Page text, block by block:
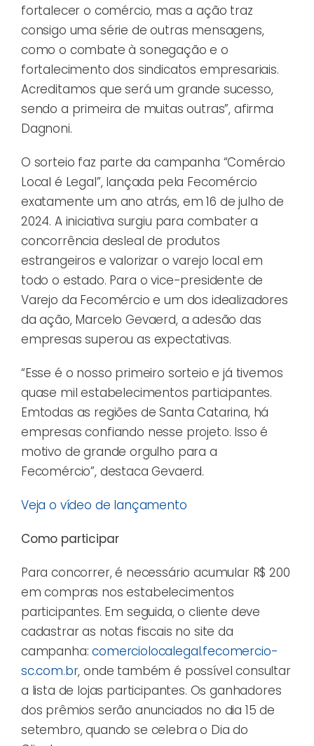
fortalecer o comércio, mas a ação traz
consigo uma série de outras mensagens,
como o combate à sonegação e o
fortalecimento dos sindicatos empresariais.
Acreditamos que será um grande sucesso,
sendo a primeira de muitas outras”, afirma
Dagnoni.
O sorteio faz parte da campanha “Comércio
Local é Legal”, lançada pela Fecomércio
exatamente um ano atrás, em 16 de julho de
2024. A iniciativa surgiu para combater a
concorrência desleal de produtos
estrangeiros e valorizar o varejo local em
todo o estado. Para o vice-presidente de
Varejo da Fecomércio e um dos idealizadores
da ação, Marcelo Gevaerd, a adesão das
empresas superou as expectativas.
“Esse é o nosso primeiro sorteio e já tivemos
quase mil estabelecimentos participantes.
Emtodas as regiões de Santa Catarina, há
empresas confiando nesse projeto. Isso é
motivo de grande orgulho para a
Fecomércio”, destaca Gevaerd.
Veja o vídeo de lançamento
Como participar
Para concorrer, é necessário acumular R$ 200
em compras nos estabelecimentos
participantes. Em seguida, o cliente deve
cadastrar as notas fiscais no site da
campanha:comerciolocalegal.fecomercio-
sc.com.br, onde também é possível consultar
a lista de lojas participantes. Os ganhadores
dos prêmios serão anunciados no dia 15 de
setembro, quando se celebra o Dia do